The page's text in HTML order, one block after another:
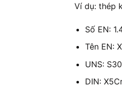
Ví dụ: thép
Số EN:
Tên EN:
UNS:
DIN: